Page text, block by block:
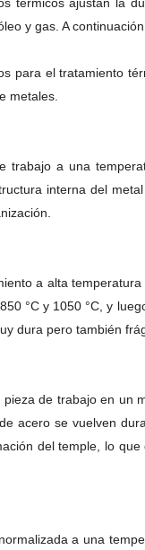
y gas. A
para el tratamiento
metales.
trabajo a una
interna del
a alta
°C y 1050 °C, y
dura pero también
de trabajo en un
acero se vuelven
del temple, lo
a una